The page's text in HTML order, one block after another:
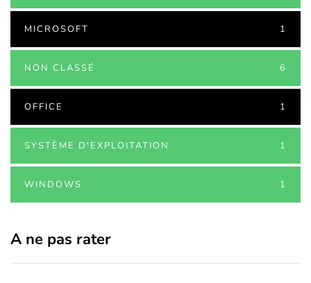
MICROSOFT 1
NON CLASSÉ 6
OFFICE 1
SYSTÈME D'EXPLOITATION 1
WINDOWS 1
A ne pas rater